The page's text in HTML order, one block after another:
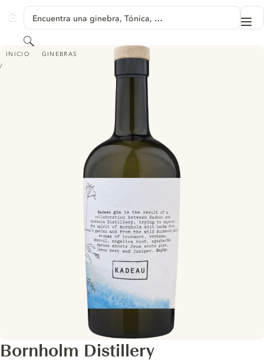
GINVENTORY
Encuentra una ginebra, Tónica, …
Buscar
INICIO GINEBRAS
BORNHOLM DISTILLERY - KADEAU GIN 2023
Bornholm Distillery